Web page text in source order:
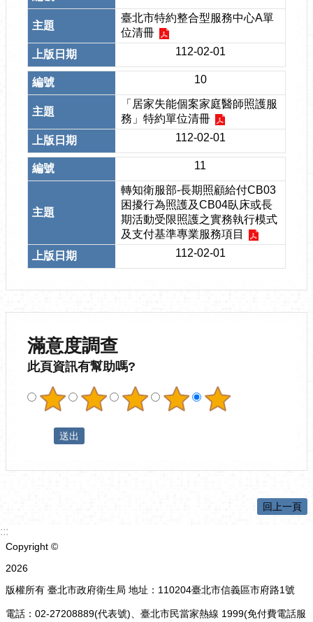
臺北市特約整合型服務中心A單
位清冊
112-02-01
10
「居家失能個案家庭醫師照護服
務」特約單位清冊
112-02-01
11
轉知衛服部-長期照顧給付CB03
困擾行為照護及CB04臥床或長
期活動受限照護之實務執行模式
及支付基準專業服務項目
112-02-01
滿意度調查
此頁資訊有幫助嗎?
回上一頁
:::
Copyright ©
2026
版權所有 臺北市政府衛生局 地址：110204臺北市信義區市府路1號
電話：02-27208889(代表號)、臺北市民當家熱線 1999(免付費電話服